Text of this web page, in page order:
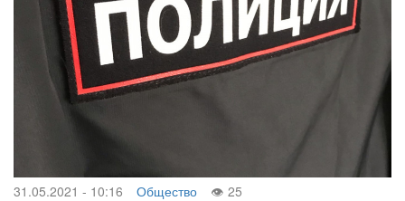
31.05.2021 - 10:16 Общество
25